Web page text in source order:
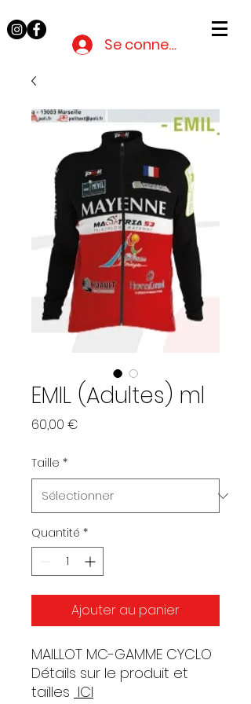
Se connecter
EMIL (Adultes) ml
60,00 €
Taille *
Quantité *
Ajouter au panier
MAILLOT MC-GAMME CYCLO
Détails sur le produit et
tailles ICI